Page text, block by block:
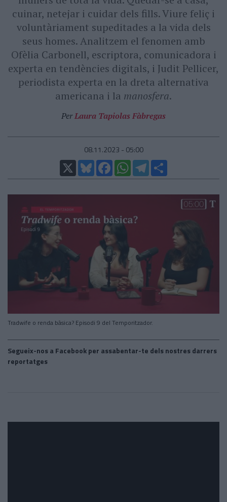
cuinar, netejar i cuidar dels fills. Viure feliç i
voluntàriament supeditades a la vida dels
seus homes. Analitzem el fenomen amb
Ofèlia Carbonell, escriptora, comunicadora i
experta en tendències digitals, i Judit Pellicer,
periodista experta en la dreta alternativa
americana i la manosfera.
PerLaura Tapiolas Fàbregas
08.11.2023 - 05:00
X
BlueskyFacebookWhatsAppTelegram
Tradwife o renda bàsica? Episodi 9 del Temporitzador.
Segueix-nos a Facebook per assabentar-te dels nostres darrers
reportatges